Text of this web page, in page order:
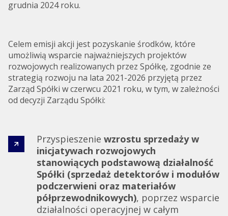
grudnia 2024 roku.
Celem emisji akcji jest pozyskanie środków, które
umożliwią wsparcie najważniejszych projektów
rozwojowych realizowanych przez Spółkę, zgodnie ze
strategią rozwoju na lata 2021-2026 przyjętą przez
Zarząd Spółki w czerwcu 2021 roku, w tym, w zależności
od decyzji Zarządu Spółki:
Przyspieszenie wzrostu sprzedaży w
inicjatywach rozwojowych
stanowiących podstawową działalność
Spółki (sprzedaż detektorów i modułów
podczerwieni oraz materiałów
półprzewodnikowych), poprzez wsparcie
działalności operacyjnej w całym